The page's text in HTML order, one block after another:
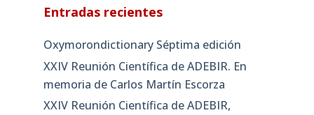
Entradas recientes
Oxymorondictionary Séptima edición
XXIV Reunión Científica de ADEBIR. En
memoria de Carlos Martín Escorza
XXIV Reunión Científica de ADEBIR,